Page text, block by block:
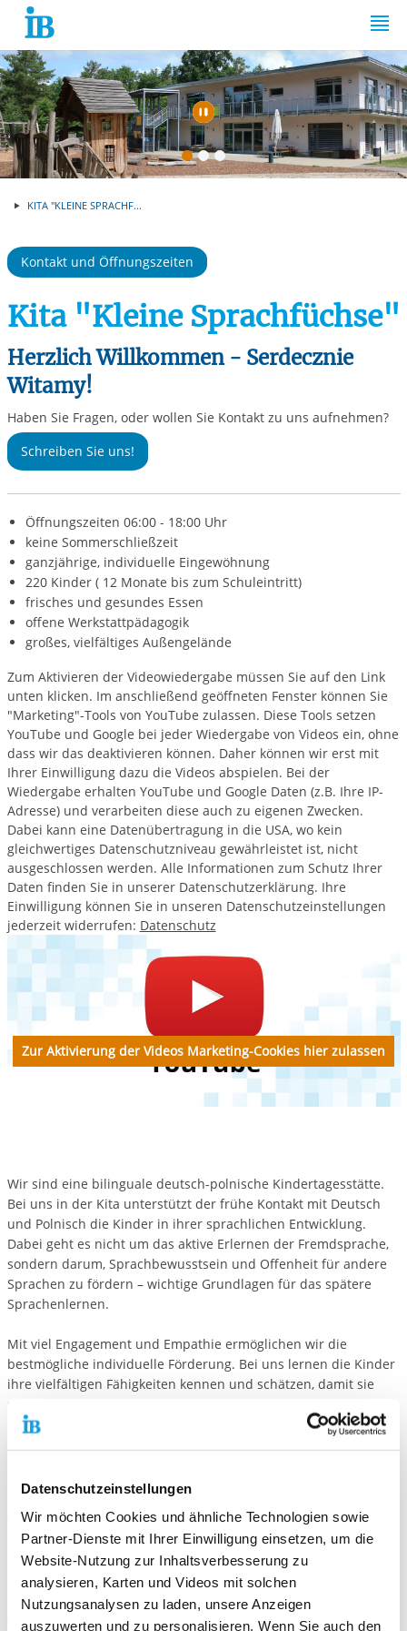
Datenschutzeinstellungen
Wir möchten Cookies und ähnliche Technologien sowie
Partner-Dienste mit Ihrer Einwilligung einsetzen, um die
Website-Nutzung zur Inhaltsverbesserung zu
analysieren, Karten und Videos mit solchen
Nutzungsanalysen zu laden, unsere Anzeigen
auszuwerten und zu personalisieren. Wenn Sie auch den
Springe zum Inhalt
Automatische
KITA "KLEINE SPRACHF...
Kontakt und Öffnungszeiten
Kita "Kleine Sprachfüchse"
Herzlich Willkommen - Serdecznie
Witamy!
Haben Sie Fragen, oder wollen Sie Kontakt zu uns aufnehmen?
Schreiben Sie uns!
Öffnungszeiten 06:00 - 18:00 Uhr
keine Sommerschließzeit
ganzjährige, individuelle Eingewöhnung
220 Kinder ( 12 Monate bis zum Schuleintritt)
frisches und gesundes Essen
offene Werkstattpädagogik
großes, vielfältiges Außengelände
Zum Aktivieren der Videowiedergabe müssen Sie auf den Link
unten klicken. Im anschließend geöffneten Fenster können Sie
"Marketing"-Tools von YouTube zulassen. Diese Tools setzen
YouTube und Google bei jeder Wiedergabe von Videos ein, ohne
dass wir das deaktivieren können. Daher können wir erst mit
Ihrer Einwilligung dazu die Videos abspielen. Bei der
Wiedergabe erhalten YouTube und Google Daten (z.B. Ihre IP-
Adresse) und verarbeiten diese auch zu eigenen Zwecken.
Dabei kann eine Datenübertragung in die USA, wo kein
gleichwertiges Datenschutzniveau gewährleistet ist, nicht
ausgeschlossen werden. Alle Informationen zum Schutz Ihrer
Daten finden Sie in unserer Datenschutzerklärung. Ihre
Einwilligung können Sie in unseren Datenschutzeinstellungen
jederzeit widerrufen: Datenschutz
Zur Aktivierung der Videos Marketing-Cookies hier zulassen
Wir sind eine bilinguale deutsch-polnische Kindertagesstätte.
Bei uns in der Kita unterstützt der frühe Kontakt mit Deutsch
und Polnisch die Kinder in ihrer sprachlichen Entwicklung.
Dabei geht es nicht um das aktive Erlernen der Fremdsprache,
sondern darum, Sprachbewusstsein und Offenheit für andere
Sprachen zu fördern – wichtige Grundlagen für das spätere
Sprachenlernen.
Mit viel Engagement und Empathie ermöglichen wir die
bestmögliche individuelle Förderung. Bei uns lernen die Kinder
ihre vielfältigen Fähigkeiten kennen und schätzen, damit sie
später jederzeit darauf vertrauen können. Uns ist wichtig, dass
Kinder ihre Gefühle frei ausdrücken können. Ihre Bedürfnisse
Unsere barrierefreie Kita bietet Raum für bis zu 220 Kinder. In
vielfältig gestalteten Themenräumen können sie forschen,
bauen, kreativ gestalten, Theater spielen oder sich sportlich
betätigen. In unserer werkstattpädagogischen Arbeit steht im
Mittelpunkt, dass Kinder im Alltag möglichst viele Erfahrungen
sammeln können – sowohl im sozialen Miteinander der Gruppe
als auch in selbstständigen Lernprozessen. Interessen